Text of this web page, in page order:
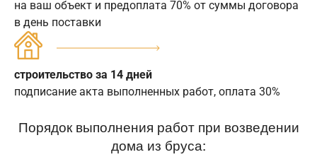
на ваш объект и предоплата 70% от суммы договора
в день поставки
строительство за 14 дней
подписание акта выполненных работ, оплата 30%
Порядок выполнения работ при возведении
дома из бруса: